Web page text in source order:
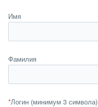
Имя
Фамилия
*Логин (минимум 3 символа)